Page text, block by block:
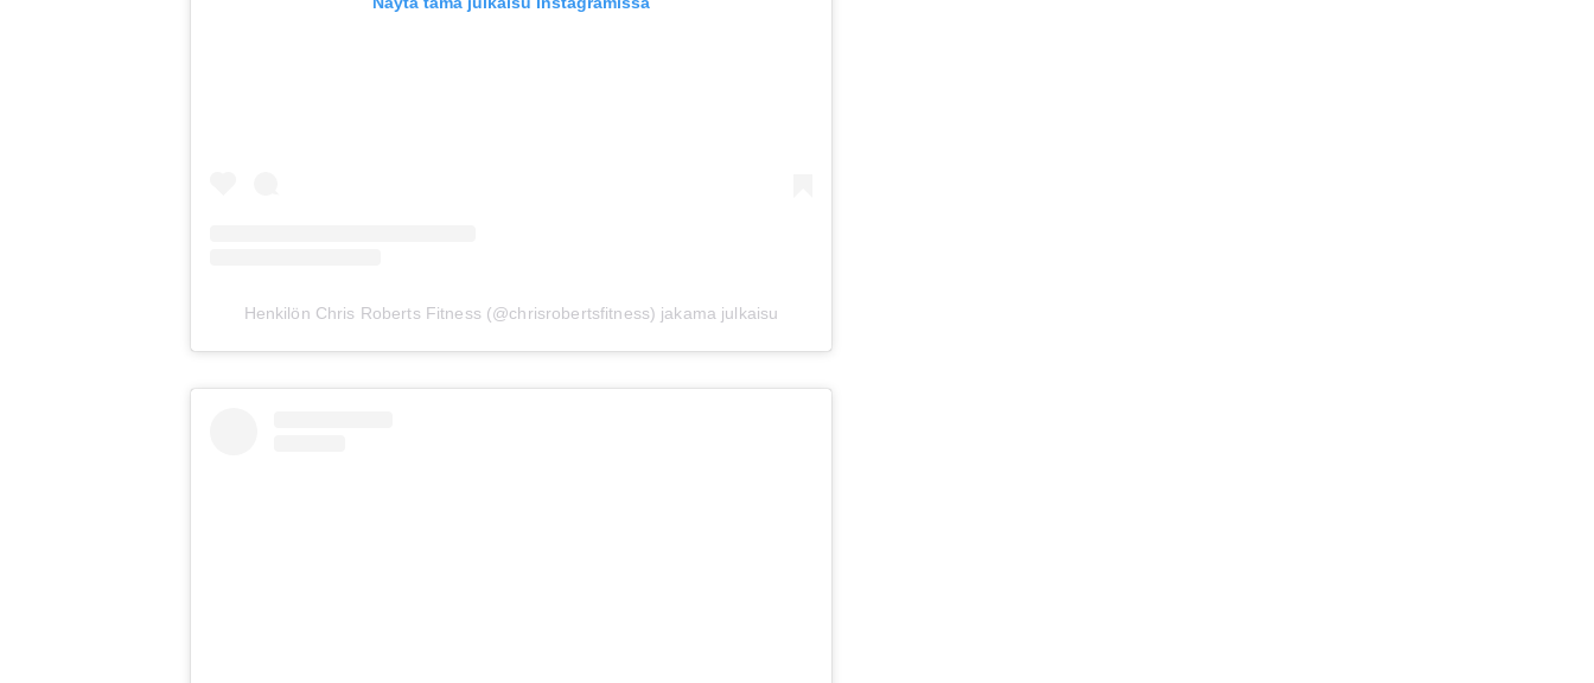
Henkilön Chris Roberts Fitness (@chrisrobertsfitness) jakama julkaisu